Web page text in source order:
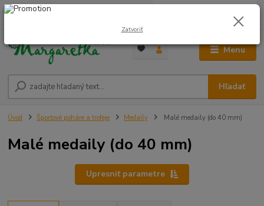
Menu
Hľadať
0948 236 042
0,00 €
Úvod Športové poháre a trofeje Medaily Malé medaily (do 40 mm)
Malé medaily (do 40 mm)
Upresniť parametre
Zatvoriť